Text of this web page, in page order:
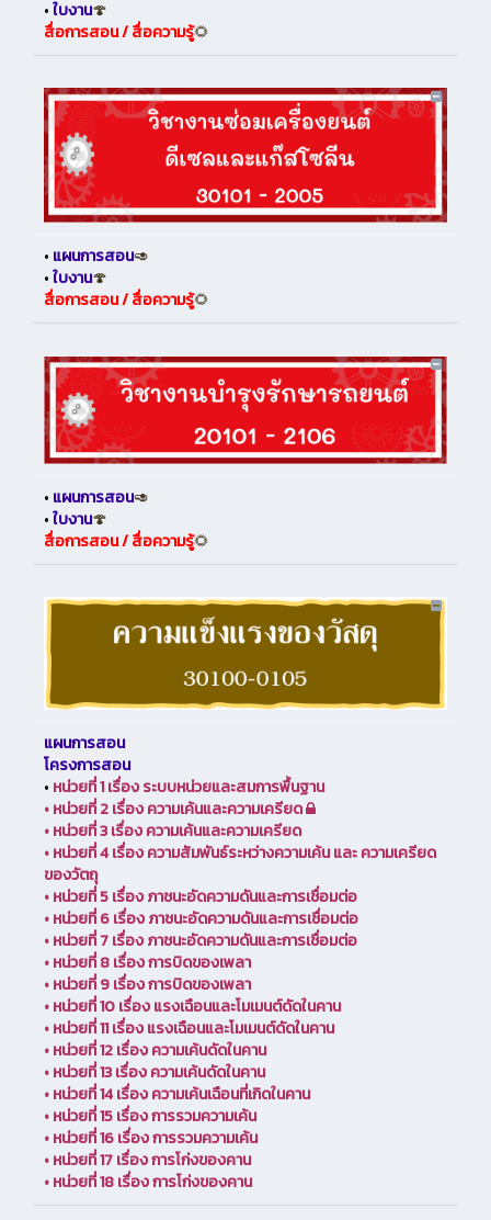
•ใบงาน🍄
สื่อการสอน / สื่อความรู้🌻
• แผนการสอน🥑
•ใบงาน🍄
สื่อการสอน / สื่อความรู้🌻
• แผนการสอน🥑
•ใบงาน🍄
สื่อการสอน / สื่อความรู้🌻
แผนการสอน
โครงการสอน
• หน่วยที่ 1 เรื่อง ระบบหน่วยและสมการพื้นฐาน
•หน่วยที่ 2 เรื่อง ความเค้นและความเครียด
•หน่วยที่ 3 เรื่อง ความเค้นและความเครียด
•หน่วยที่ 4 เรื่อง ความสัมพันธ์ระหว่างความเค้น และ ความเครียด
ของวัตถุ
•หน่วยที่ 5 เรื่อง ภาชนะอัดความดันและการเชื่อมต่อ
•หน่วยที่ 6 เรื่อง ภาชนะอัดความดันและการเชื่อมต่อ
•หน่วยที่ 7 เรื่อง ภาชนะอัดความดันและการเชื่อมต่อ
•หน่วยที่ 8 เรื่อง การบิดของเพลา
•หน่วยที่ 9 เรื่อง การบิดของเพลา
•หน่วยที่ 10 เรื่อง แรงเฉือนและโมเมนต์ดัดในคาน
•หน่วยที่ 11 เรื่อง แรงเฉือนและโมเมนต์ดัดในคาน
•หน่วยที่ 12 เรื่อง ความเค้นดัดในคาน
•หน่วยที่ 13 เรื่อง ความเค้นดัดในคาน
•หน่วยที่ 14 เรื่อง ความเค้นเฉือนที่เกิดในคาน
•หน่วยที่ 15 เรื่อง การรวมความเค้น
•หน่วยที่ 16 เรื่อง การรวมความเค้น
•หน่วยที่ 17 เรื่อง การโก่งของคาน
•หน่วยที่ 18 เรื่อง การโก่งของคาน